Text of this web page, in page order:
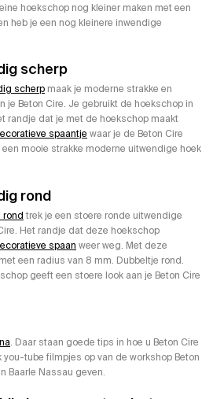
hoekschop nog kleiner maken met een
heb je een nog kleinere inwendige
scherp
scherp maak je moderne strakke en
je Beton Cire. Je gebruikt de hoekschop in
randje dat je met de hoekschop maakt
spaantje waar je de Beton Cire
mooie strakke moderne uitwendige hoek
rond
rondtrek je een stoere ronde uitwendige
Het randje dat deze hoekschop
spaan weer weg. Met deze
een radius van 8 mm. Dubbeltje rond.
geeft een stoere look aan je Beton Cire
. Daar staan goede tips in hoe u Beton Cire
you-tube filmpjes op van de workshop Beton
Baarle Nassau geven.